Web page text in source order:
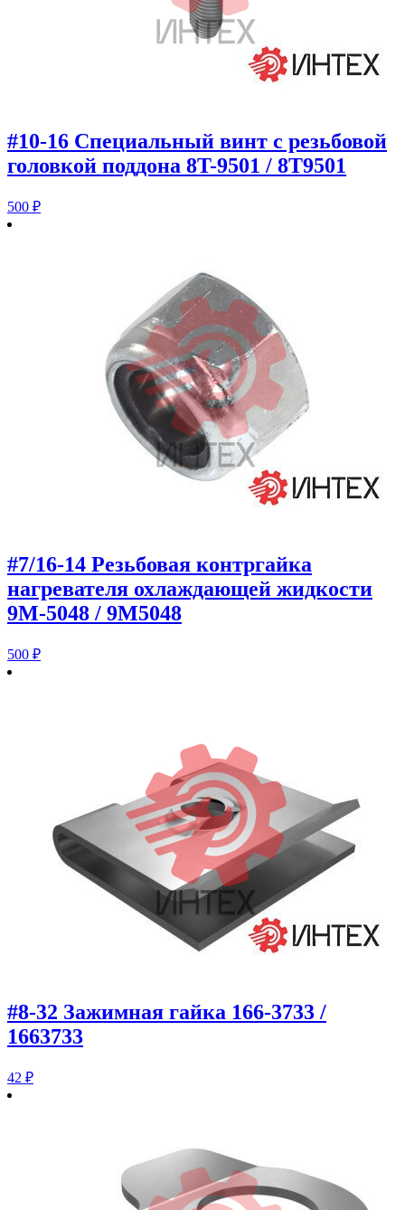
#10-16 Специальный винт с резьбовой
головкой поддона 8T-9501 / 8T9501
500 ₽
#7/16-14 Резьбовая контргайка
нагревателя охлаждающей жидкости
9M-5048 / 9M5048
500 ₽
#8-32 Зажимная гайка 166-3733 /
1663733
42 ₽